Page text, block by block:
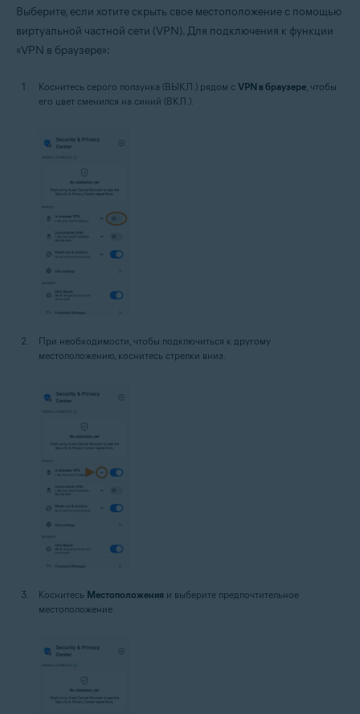
Выберите, если хотите скрыть свое местоположение с помощью
виртуальной частной сети (VPN). Для подключения к функции
«VPN в браузере»:
Коснитесь серого ползунка (ВЫКЛ.) рядом с VPN в браузере, чтобы
его цвет сменился на синий (ВКЛ.).
При необходимости, чтобы подключиться к другому
местоположению, коснитесь стрелки вниз.
Коснитесь Местоположения и выберите предпочтительное
местоположение.